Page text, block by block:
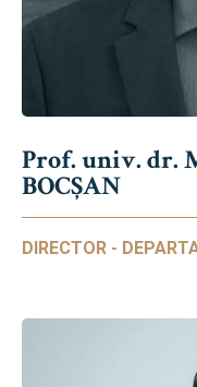
Prof. univ. dr.
BOCȘAN
DIRECTOR -